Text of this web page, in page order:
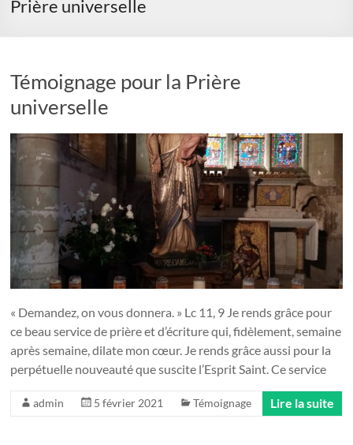
Prière universelle
Témoignage pour la Prière
universelle
« Demandez, on vous donnera. » Lc 11, 9 Je rends grâce pour
ce beau service de prière et d’écriture qui, fidèlement, semaine
après semaine, dilate mon cœur. Je rends grâce aussi pour la
perpétuelle nouveauté que suscite l’Esprit Saint. Ce service
admin 5 février 2021 Témoignage Lire la suite